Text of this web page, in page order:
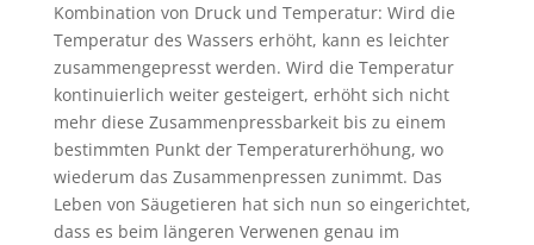
Kombination von Druck und Temperatur: Wird die
Temperatur des Wassers erhöht, kann es leichter
zusammengepresst werden. Wird die Temperatur
kontinuierlich weiter gesteigert, erhöht sich nicht
mehr diese Zusammenpressbarkeit bis zu einem
bestimmten Punkt der Temperaturerhöhung, wo
wiederum das Zusammenpressen zunimmt. Das
Leben von Säugetieren hat sich nun so eingerichtet,
dass es beim längeren Verwenen genau im